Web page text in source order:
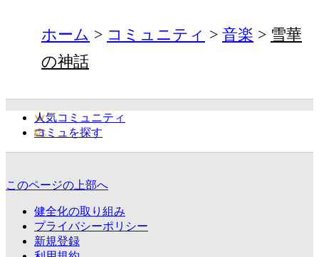
ホーム コミュニティ 音楽
雪華
の神話
人気コミュニティ
コミュを探す
このページの上部へ
健全化の取り組み
プライバシーポリシー
新規登録